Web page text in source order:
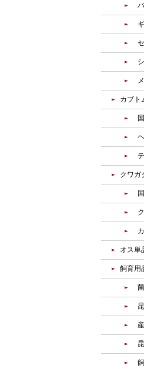
カブト
クワガ
オス
飼育用